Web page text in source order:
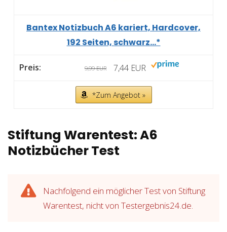
Bantex Notizbuch A6 kariert, Hardcover,
192 Seiten, schwarz...*
9,99 EUR 7,44 EUR
*Zum Angebot »
Stiftung Warentest: A6
Notizbücher Test
Nachfolgend ein möglicher Test von Stiftung
Warentest, nicht von Testergebnis24.de.